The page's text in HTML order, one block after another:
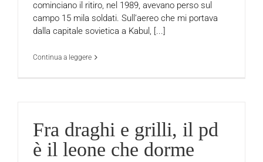
cominciano il ritiro, nel 1989, avevano perso sul
campo 15 mila soldati. Sull’aereo che mi portava
dalla capitale sovietica a Kabul, [...]
Continua a leggere
Fra draghi e grilli, il pd
è il leone che dorme